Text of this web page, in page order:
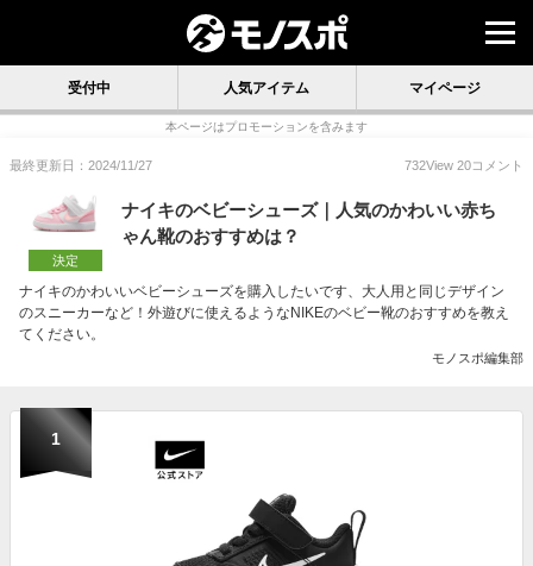
受付中 人気アイテム マイページ
本ページはプロモーションを含みます
最終更新日：2024/11/27 732View 20コメント
決定
ナイキのベビーシューズ｜人気のかわいい赤ち
ゃん靴のおすすめは？
ナイキのかわいいベビーシューズを購入したいです、大人用と同じデザイン
のスニーカーなど！外遊びに使えるようなNIKEのベビー靴のおすすめを教え
てください。
モノスポ編集部
1